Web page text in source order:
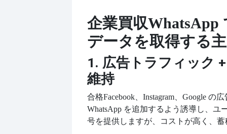
企業買収WhatsApp
データを取得する
1. 広告トラフィック
維持
合格Facebook、Instagram、Google の
WhatsApp を追加するよう誘導し、ユ
号を提供しますが、コストが高く、